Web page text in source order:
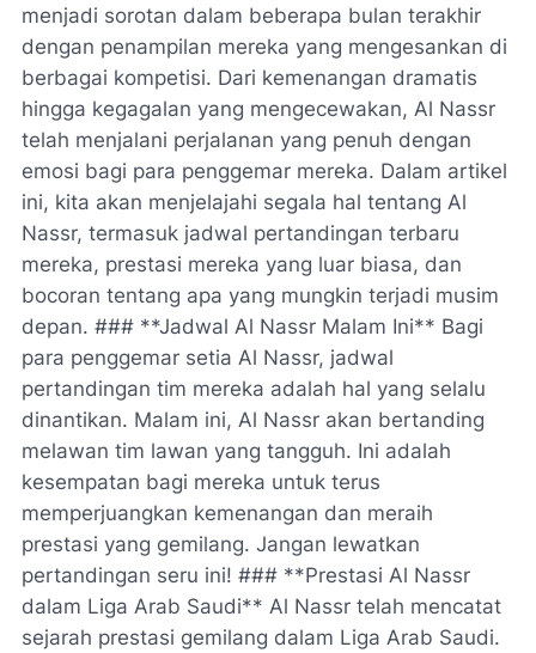
menjadi sorotan dalam beberapa bulan terakhir
dengan penampilan mereka yang mengesankan di
berbagai kompetisi. Dari kemenangan dramatis
hingga kegagalan yang mengecewakan, Al Nassr
telah menjalani perjalanan yang penuh dengan
emosi bagi para penggemar mereka. Dalam artikel
ini, kita akan menjelajahi segala hal tentang Al
Nassr, termasuk jadwal pertandingan terbaru
mereka, prestasi mereka yang luar biasa, dan
bocoran tentang apa yang mungkin terjadi musim
depan. ### **Jadwal Al Nassr Malam Ini** Bagi
para penggemar setia Al Nassr, jadwal
pertandingan tim mereka adalah hal yang selalu
dinantikan. Malam ini, Al Nassr akan bertanding
melawan tim lawan yang tangguh. Ini adalah
kesempatan bagi mereka untuk terus
memperjuangkan kemenangan dan meraih
prestasi yang gemilang. Jangan lewatkan
pertandingan seru ini! ### **Prestasi Al Nassr
dalam Liga Arab Saudi** Al Nassr telah mencatat
sejarah prestasi gemilang dalam Liga Arab Saudi.